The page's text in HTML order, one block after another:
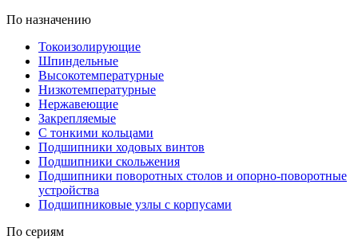
По назначению
Токоизолирующие
Шпиндельные
Высокотемпературные
Низкотемпературные
Нержавеющие
Закрепляемые
С тонкими кольцами
Подшипники ходовых винтов
Подшипники скольжения
Подшипники поворотных столов и опорно-поворотные
устройства
Подшипниковые узлы с корпусами
По сериям